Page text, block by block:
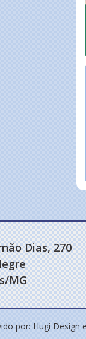
Dias, 270
MG
por: Hugi Design